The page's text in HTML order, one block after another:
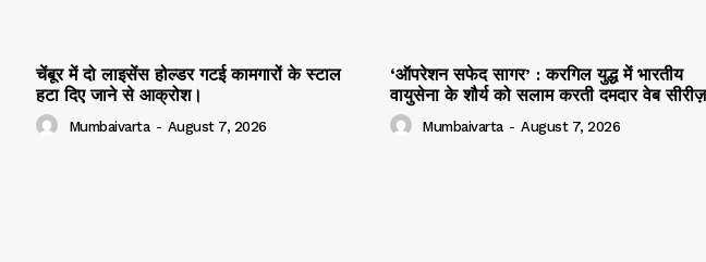
चेंबूर में दो लाइसेंस होल्डर गटई कामगारों के स्टाल
हटा दिए जाने से आक्रोश।
Mumbaivarta - August 7, 2026
‘ऑपरेशन सफेद सागर’ : करगिल युद्ध में भारतीय
वायुसेना के शौर्य को सलाम करती दमदार वेब
Mumbaivarta - August 7, 2026